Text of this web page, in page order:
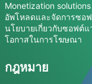
Monetization
อัพโหลดและจัดการซอ
นโยบายเกี่ยวกับซอฟต์แ
โอกาสในการโฆษณา
กฎหมาย